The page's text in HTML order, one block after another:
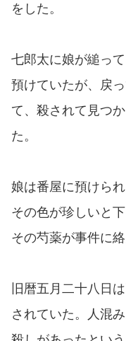
をした。
七郎太に娘が縋っ
預けていたが、戻
て、殺されて見つ
た。
娘は番屋に預けら
その色が珍しいと
その芍薬が事件に
旧暦五月二十八日
されていた。人混